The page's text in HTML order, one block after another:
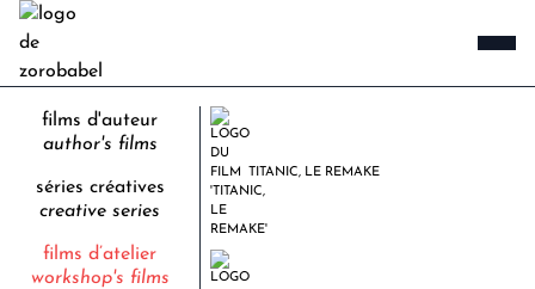
films d'auteur
author's films
séries créatives
creative series
films d’atelier
workshop's films
TITANIC, LE REMAKE